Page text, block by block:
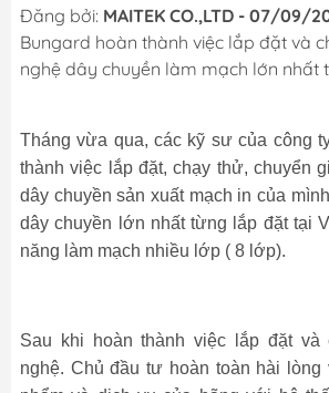
Đăng bởi: MAITEK CO.,LTD - 07/09/
Bungard hoàn thành việc lắp đặt và
nghệ dây chuyền làm mạch lớn nhất
Tháng vừa qua, các kỹ sư của công
thành việc lắp đặt, chạy thử, chuyển
dây chuyền sản xuất mạch in của
dây chuyền lớn nhất từng lắp đặt tại
năng làm mạch nhiều lớp ( 8 lớp).
Sau khi hoàn thành việc lắp đặt và
nghệ. Chủ đầu tư hoàn toàn hài